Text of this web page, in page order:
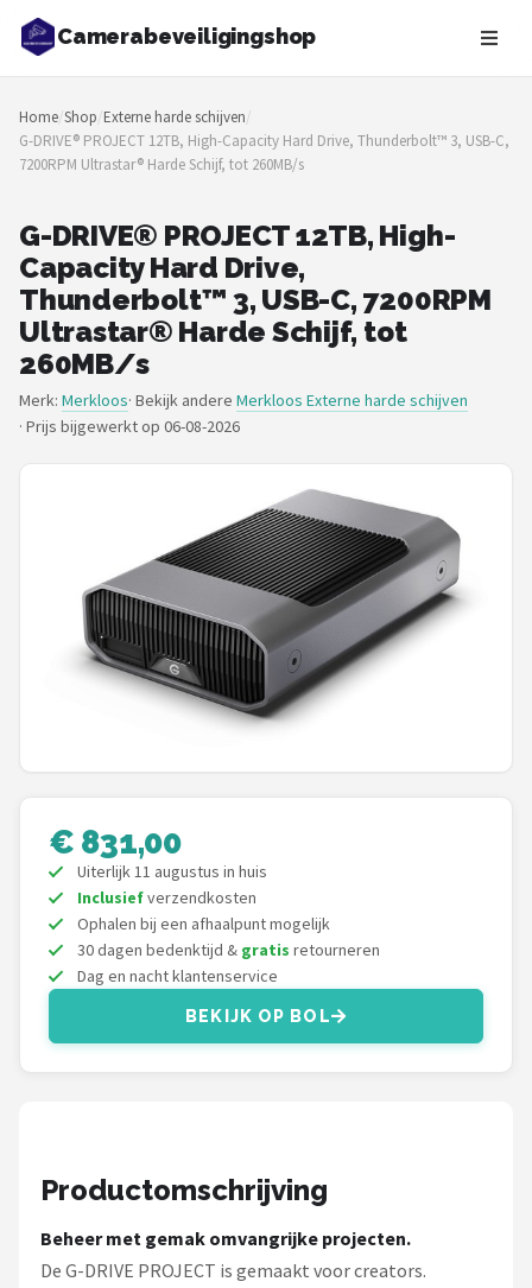
Camerabeveiligingshop
Zoeken
NAVIGATIE
Shop
Merken
Blog
Beveiligingscamera's
Camera Deurbellen
NAS
POPULAIRE MERKEN
Eufy
Home-Locking
Hikvision
TP-Link
Foscam
Smartwares
Alle merken →
Home/Shop/Externe harde schijven/
G-DRIVE® PROJECT 12TB, High-Capacity Hard Drive, Thunderbolt™ 3, USB-C,
7200RPM Ultrastar® Harde Schijf, tot 260MB/s
G-DRIVE® PROJECT 12TB, High-
Capacity Hard Drive,
Thunderbolt™ 3, USB-C, 7200RPM
Ultrastar® Harde Schijf, tot
260MB/s
Merk: Merkloos· Bekijk andere Merkloos Externe harde schijven
· Prijs bijgewerkt op 06-08-2026
€ 831,00
Uiterlijk 11 augustus in huis
Inclusiefverzendkosten
Ophalen bij een afhaalpunt mogelijk
30 dagen bedenktijd & gratis retourneren
Dag en nacht klantenservice
BEKIJK OP BOL
Productomschrijving
Beheer met gemak omvangrijke projecten.
De G-DRIVE PROJECT is gemaakt voor creators.